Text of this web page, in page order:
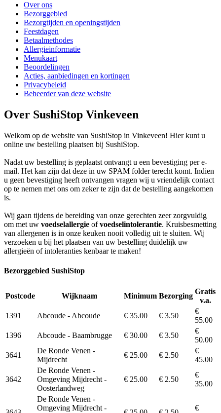
Over ons
Bezorggebied
Bezorgtijden en openingstijden
Feestdagen
Betaalmethodes
Allergieinformatie
Menukaart
Beoordelingen
Acties, aanbiedingen en kortingen
Privacybeleid
Beheerder van deze website
Over SushiStop Vinkeveen
Welkom op de website van SushiStop in Vinkeveen! Hier kunt u
online uw bestelling plaatsen bij SushiStop.
Nadat uw bestelling is geplaatst ontvangt u een bevestiging per e-
mail. Het kan zijn dat deze in uw SPAM folder terecht komt. Indien
u geen bevestiging heeft ontvangen vragen wij u vriendelijk contact
op te nemen met ons om zeker te zijn dat de bestelling aangekomen
is.
Wij gaan tijdens de bereiding van onze gerechten zeer zorgvuldig
om met uw voedselallergie ofvoedselintolerantie. Kruisbesmetting
van allergenen is in onze keuken nooit volledig uit te sluiten. Wij
verzoeken u bij het plaatsen van uw bestelling duidelijk uw
allergieën of intoleranties kenbaar te maken!
Bezorggebied SushiStop
Postcode Wijknaam Minimum Bezorging
Gratis
v.a.
1391
Abcoude - Abcoude € 35.00 € 3.50
€
55.00
1396
Abcoude - Baambrugge € 30.00 € 3.50
€
50.00
3641
De Ronde Venen -
Mijdrecht
€ 25.00 € 2.50
€
45.00
3642
De Ronde Venen -
Omgeving Mijdrecht -
Oosterlandweg
€ 25.00 € 2.50
€
35.00
De Ronde Venen -
Omgeving Mijdrecht -
€